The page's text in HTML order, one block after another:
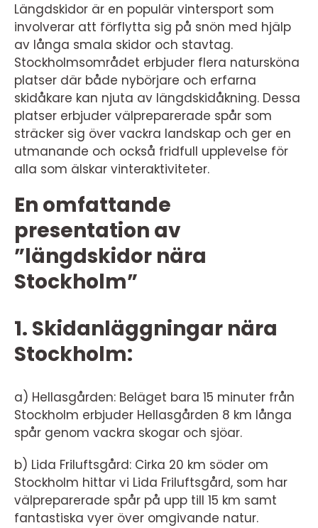
Längdskidor är en populär vintersport som
involverar att förflytta sig på snön med hjälp
av långa smala skidor och stavtag.
Stockholmsområdet erbjuder flera natursköna
platser där både nybörjare och erfarna
skidåkare kan njuta av längdskidåkning. Dessa
platser erbjuder välpreparerade spår som
sträcker sig över vackra landskap och ger en
utmanande och också fridfull upplevelse för
alla som älskar vinteraktiviteter.
En omfattande
presentation av
”längdskidor nära
Stockholm”
1. Skidanläggningar nära
Stockholm:
a) Hellasgården: Beläget bara 15 minuter från
Stockholm erbjuder Hellasgården 8 km långa
spår genom vackra skogar och sjöar.
b) Lida Friluftsgård: Cirka 20 km söder om
Stockholm hittar vi Lida Friluftsgård, som har
välpreparerade spår på upp till 15 km samt
fantastiska vyer över omgivande natur.